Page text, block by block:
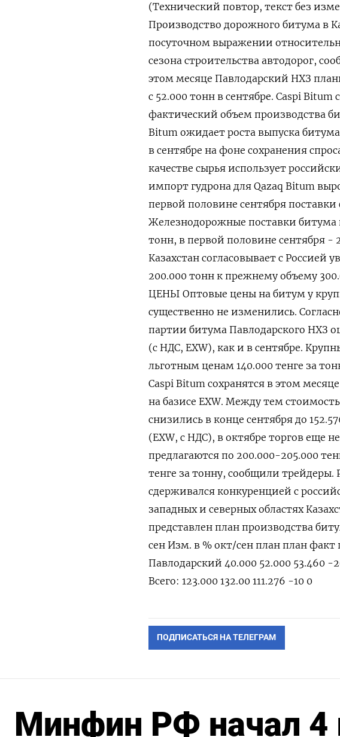
(Технический повтор, текст без
Производство дорожного битума в
посуточном выражении
сезона строительства автодорог,
этом месяце Павлодарский НХЗ
с 52.000 тонн в сентябре. Caspi
фактический объем производства
Bitum ожидает роста выпуска
в сентябре на фоне сохранения
качестве сырья использует
импорт гудрона для Qazaq Bitum
первой половине сентября поставки
Железнодорожные поставки битума
тонн, в первой половине сентября
Казахстан согласовывает с Россией
200.000 тонн к прежнему объему
ЦЕНЫ Оптовые цены на битум у
существенно не изменились.
партии битума Павлодарского НХЗ
(с НДС, EXW), как и в сентябре.
льготным ценам 140.000 тенге за
Caspi Bitum сохранятся в этом
на базисе EXW. Между тем
снизились в конце сентября до
(EXW, с НДС), в октябре торгов еще
предлагаются по 200.000-205.000
тенге за тонну, сообщили трейдеры.
сдерживался конкуренцией с
западных и северных областях
представлен план производства
сен Изм. в % окт/сен план план факт
Павлодарский 40.000 52.000 53.460 -
Всего: 123.000 132.00 111.276 -10 0
ПОДПИСАТЬСЯ НА ТЕЛЕГРАМ
Минфин РФ начал 4